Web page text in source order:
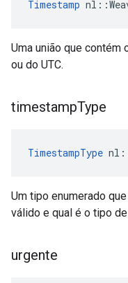
Timestamp
Uma união que
ou do UTC.
timestampType
TimestampType
Um tipo enumerado
válido e qual é o tipo
urgente